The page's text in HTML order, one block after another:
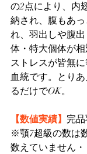
の2点により、内
納され、腹もあ
れ、羽出しや腹
体・特大個体が
ストレスが皆無
血統です。とり
るだけでOK。
【数値実績】 完
※顎7超級の数は
数えていません・